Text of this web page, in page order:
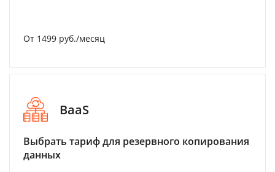
От 1499 руб./месяц
BaaS
Выбрать тариф для резервного копирования
данных